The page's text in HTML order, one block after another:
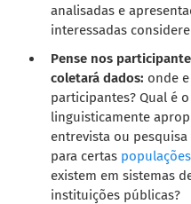
analisadas e
interessadas
Pense nos
coletará dados: onde
participantes? Qual é
linguisticamente
entrevista ou
para certas
existem em sistemas
instituições públicas?